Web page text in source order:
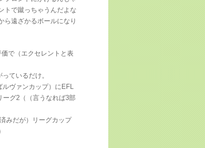
トで蹴っちゃうんだよな
ら遠ざかるボールになり
で（エクセレントと表
ているだけ。
ヴァンカップ）にEFL
ーグ2（（言うなれば3部
みだが）リーグカップ